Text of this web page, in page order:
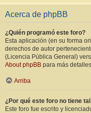
Acerca de phpBB
¿Quién programó este foro?
Esta aplicación (en su forma
derechos de autor
(Licencia Pública General)
About phpBB para más
Arriba
¿Por qué este foro no tiene
Este foro fue escrito y